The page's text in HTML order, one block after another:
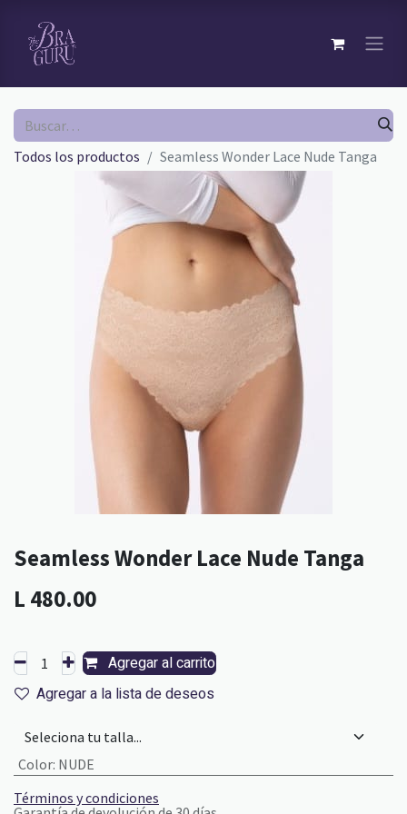
Todos los productos Seamless Wonder Lace Nude Tanga
Seamless Wonder Lace Nude Tanga
L 480.00
Agregar al carrito
Agregar a la lista de deseos
Color: NUDE
Términos y condiciones